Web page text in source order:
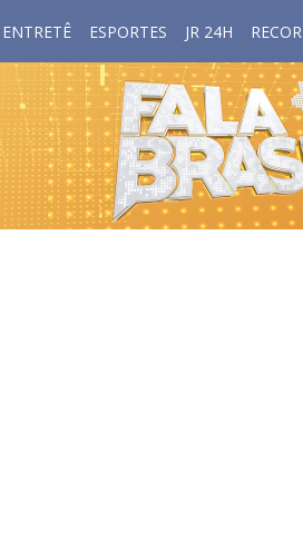
ENTRETÊ ESPORTES JR 24H